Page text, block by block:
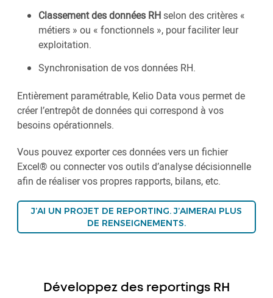
Classement des données RHselon des critères «
métiers » ou « fonctionnels », pour faciliter leur
exploitation.
Synchronisation de vos données RH.
Entièrement paramétrable, Kelio Data vous permet de
créer l’entrepôt de données qui correspond à vos
besoins opérationnels.
Vous pouvez exporter ces données vers un fichier
Excel® ou connecter vos outils d’analyse décisionnelle
afin de réaliser vos propres rapports, bilans, etc.
J’AI UN PROJET DE REPORTING. J’AIMERAI PLUS
DE RENSEIGNEMENTS.
Développez des reportings RH